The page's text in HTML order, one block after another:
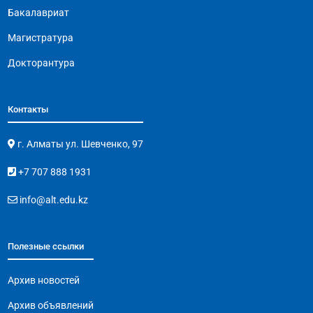
Бакалавриат
Магистратура
Докторантура
Контакты
г. Алматы ул. Шевченко, 97
+7 707 888 1931
info@alt.edu.kz
Полезные ссылки
Архив новостей
Архив объявлений